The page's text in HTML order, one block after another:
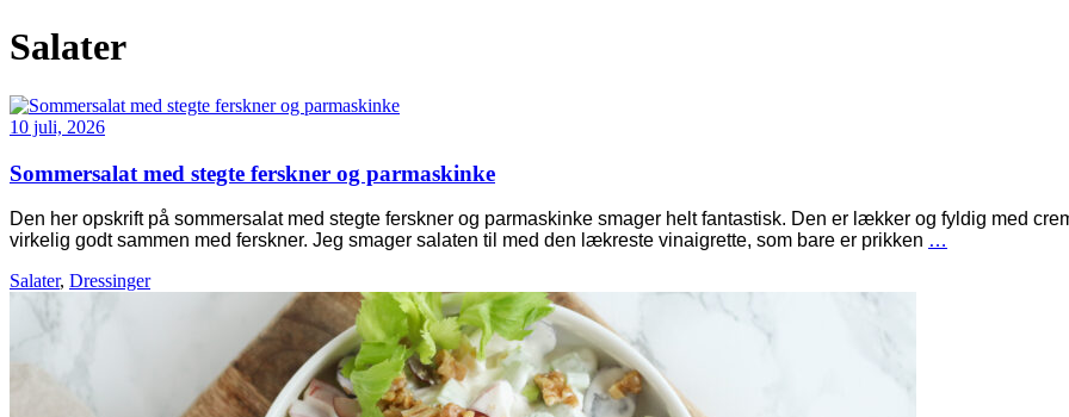
Salater
10 juli, 2026
Sommersalat med stegte ferskner og parmaskinke
Den her opskrift på sommersalat med stegte ferskner og parmaskinke smager helt fantastisk. Den er lækker og fyldig med
virkelig godt sammen med ferskner. Jeg smager salaten til med den lækreste vinaigrette, som bare er prikken …
Salater, Dressinger